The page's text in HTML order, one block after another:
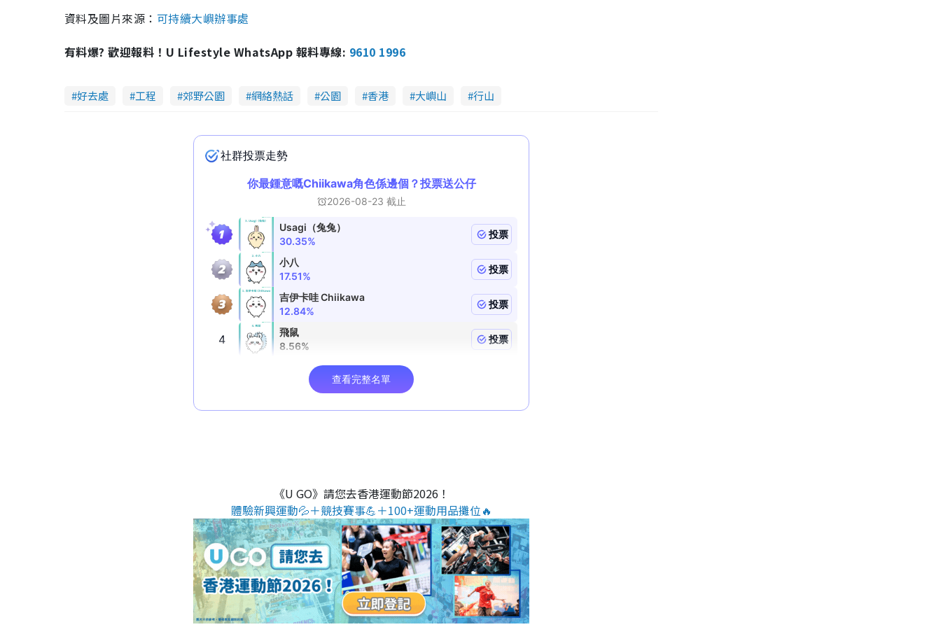
資料及圖片來源： 可持續大嶼辦事處
有料爆? 歡迎報料！U Lifestyle WhatsApp 報料專線: 9610 1996
好去處 工程 郊野公園 網絡熱話 公園 香港 大嶼山 行山
《U GO》請您去香港運動節2026！
體驗新興運動💦＋競技賽事💪＋100+運動用品攤位🔥